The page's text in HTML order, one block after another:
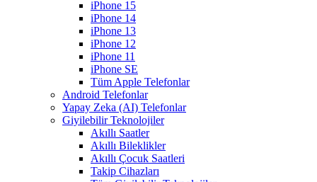
iPhone 15
iPhone 14
iPhone 13
iPhone 12
iPhone 11
iPhone SE
Tüm Apple Telefonlar
Android Telefonlar
Yapay Zeka (AI) Telefonlar
Giyilebilir Teknolojiler
Akıllı Saatler
Akıllı Bileklikler
Akıllı Çocuk Saatleri
Takip Cihazları